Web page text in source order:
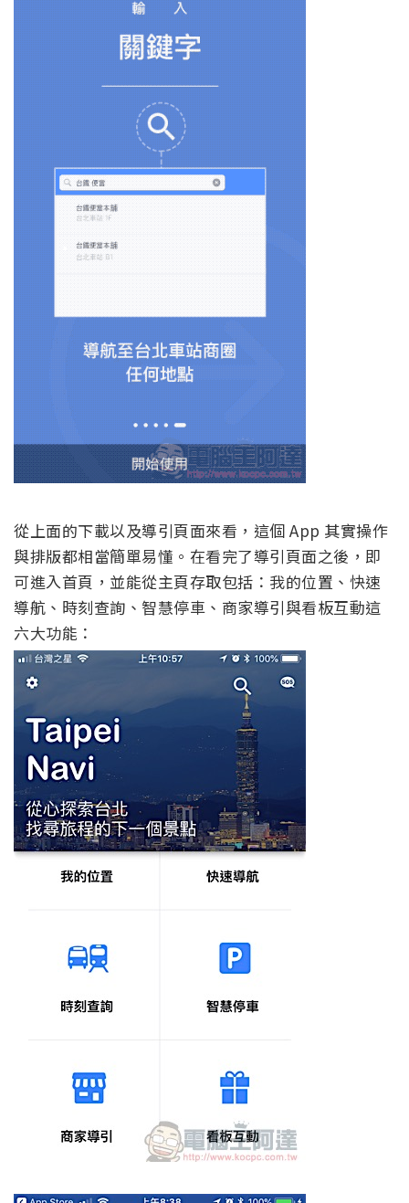
從上面的下載以及導引頁面來看，這個 App 其實操作
與排版都相當簡單易懂。在看完了導引頁面之後，即
可進入首頁，並能從主頁存取包括：我的位置、快速
導航、時刻查詢、智慧停車、商家導引與看板互動這
六大功能：